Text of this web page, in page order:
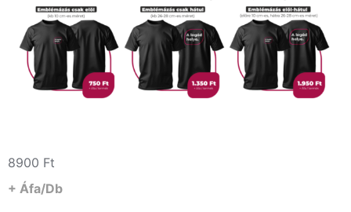
8900 Ft
+ Áfa/db